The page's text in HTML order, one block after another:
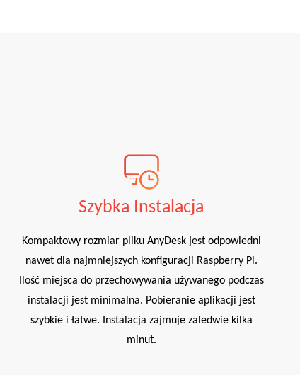
Szybka Instalacja
Kompaktowy rozmiar pliku AnyDesk jest odpowiedni
nawet dla najmniejszych konfiguracji Raspberry Pi.
Ilość miejsca do przechowywania używanego podczas
instalacji jest minimalna. Pobieranie aplikacji jest
szybkie i łatwe. Instalacja zajmuje zaledwie kilka
minut.